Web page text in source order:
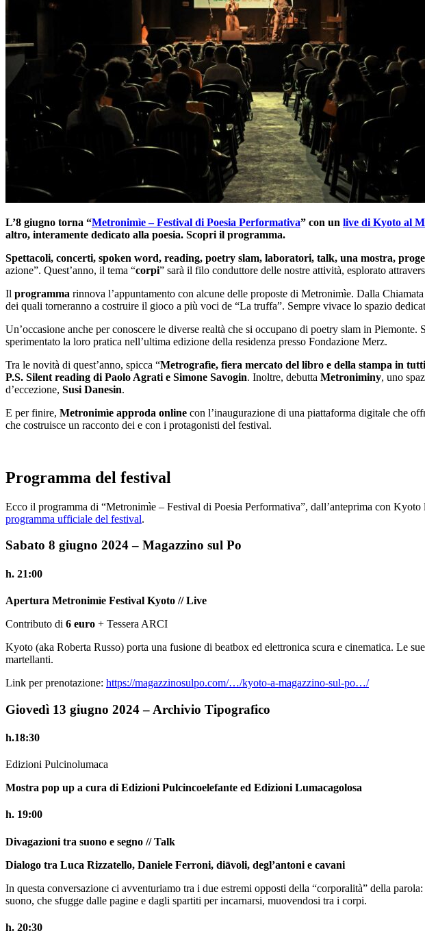
L’8 giugno torna “Metronimìe – Festival di Poesia Performativa” con un live di Kyoto al
altro, interamente dedicato alla poesia. Scopri il programma.
Spettacoli, concerti, spoken word, reading, poetry slam, laboratori, talk, una mostra,
azione”. Quest’anno, il tema “corpi” sarà il filo conduttore delle nostre attività, esplorato
Il programma rinnova l’appuntamento con alcune delle proposte di Metronimìe. Dalla
dei quali torneranno a costruire il gioco a più voci de “La truffa”. Sempre vivace lo spazio
Un’occasione anche per conoscere le diverse realtà che si occupano di poetry slam in
sperimentato la loro pratica nell’ultima edizione della residenza presso Fondazione Merz.
Tra le novità di quest’anno, spicca “Metrografìe, fiera mercato del libro e della stampa in
P.S. Silent reading di Paolo Agrati e Simone Savogin. Inoltre, debutta Metroniminy, uno
d’eccezione, Susi Danesin.
E per finire, Metronimìe approda online con l’inaugurazione di una piattaforma digitale che
che costruisce un racconto dei e con i protagonisti del festival.
Programma del festival
Ecco il programma di “Metronimìe – Festival di Poesia Performativa”, dall’anteprima con
programma ufficiale del festival.
Sabato 8 giugno 2024 – Magazzino sul Po
h. 21:00
Apertura Metronimìe Festival Kyoto // Live
Contributo di 6 euro + Tessera ARCI
Kyoto (aka Roberta Russo) porta una fusione di beatbox ed elettronica scura e cinematica. Le
martellanti.
Link per prenotazione: https://magazzinosulpo.com/…/kyoto-a-magazzino-sul-po…/
Giovedì 13 giugno 2024 – Archivio Tipografico
h.18:30
Edizioni Pulcinolumaca
Mostra pop up a cura di Edizioni Pulcincoelefante ed Edizioni Lumacagolosa
h. 19:00
Divagazioni tra suono e segno // Talk
Dialogo tra Luca Rizzatello, Daniele Ferroni, diāvoli, degl’antoni e cavani
In questa conversazione ci avventuriamo tra i due estremi opposti della “corporalità” della
suono, che sfugge dalle pagine e dagli spartiti per incarnarsi, muovendosi tra i corpi.
h. 20:30